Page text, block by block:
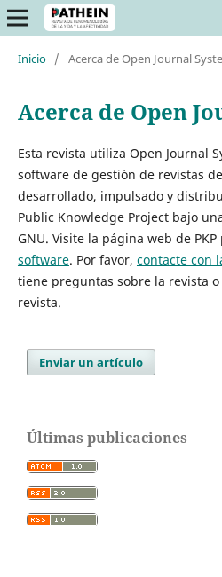
Inicio / Acerca de Open Journal
Acerca de Open
Esta revista utiliza Open Journal
software de gestión de revistas
desarrollado, impulsado y
Public Knowledge Project bajo
GNU. Visite la página web de PKP
software. Por favor, contacte con
tiene preguntas sobre la revista o
revista.
Enviar un artículo
Últimas publicaciones